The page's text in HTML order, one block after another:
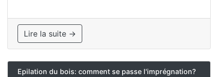
Lire la suite →
Epilation du bois: comment se passe l'imprégnation?